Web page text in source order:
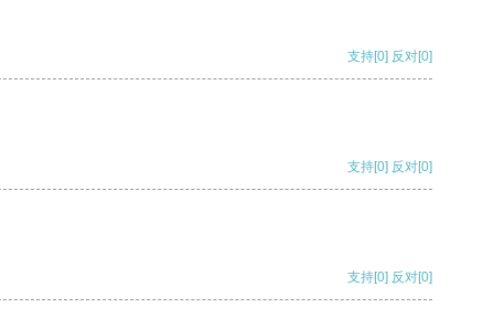
支持[0] 反对[0]
支持[0] 反对[0]
支持[0] 反对[0]